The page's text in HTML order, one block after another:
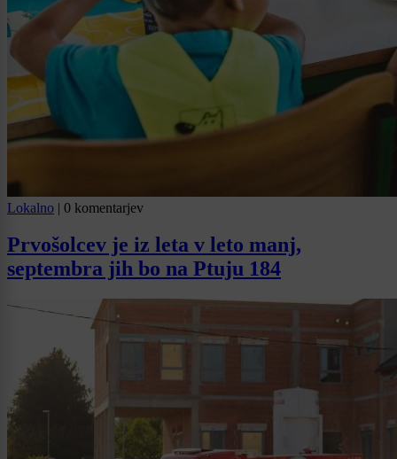
Lokalno | 0 komentarjev
Prvošolcev je iz leta v leto manj,
septembra jih bo na Ptuju 184